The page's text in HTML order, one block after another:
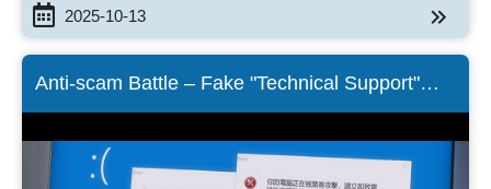
2025-10-13
Anti-scam Battle – Fake "Technical Support"
Scam（English Version）